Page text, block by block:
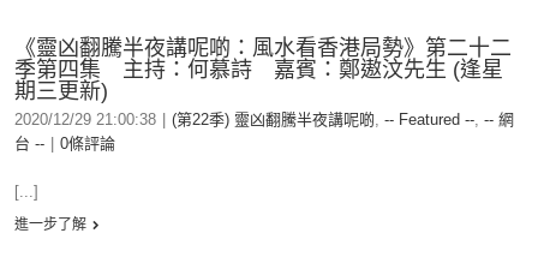
《靈凶翻騰半夜講呢啲：風水看香港局勢》第二十二
季第四集 主持：何慕詩 嘉賓：鄭遨汶先生 (逢星
期三更新)
2020/12/29 21:00:38 (第22季) 靈凶翻騰半夜講呢啲, -- Featured --, -- 網
台 --
0條評論
[...]
進一步了解